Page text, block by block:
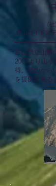
(
登山ガイド
ス
富山県立山町
2007より山
得。登山から
を提供出来る